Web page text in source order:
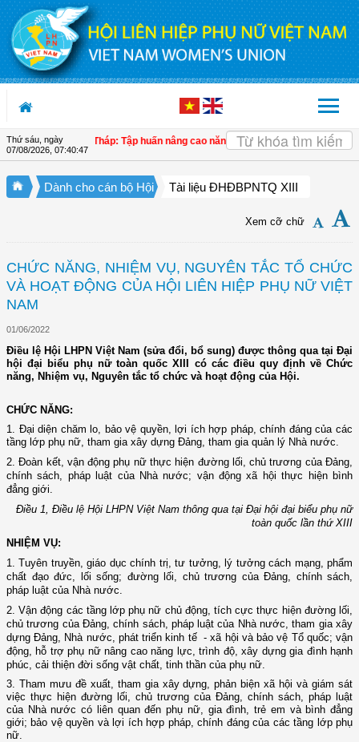
Truy cập nội dung luôn
Thứ sáu, ngày
07/08/2026, 07:40:48
ở cơ sở | Đồng Tháp: Tập huấn nâng cao năng lực bảo vệ, chăm sóc sức
Dành cho cán bộ Hội Tài liệu ĐHĐBPNTQ XIII
Xem cỡ chữ
CHỨC NĂNG, NHIỆM VỤ, NGUYÊN TẮC TỔ CHỨC
VÀ HOẠT ĐỘNG CỦA HỘI LIÊN HIỆP PHỤ NỮ VIỆT
NAM
01/06/2022
Điều lệ Hội LHPN Việt Nam (sửa đổi, bổ sung) được thông qua tại Đại
hội đại biểu phụ nữ toàn quốc XIII có các điều quy định về Chức
năng, Nhiệm vụ, Nguyên tắc tổ chức và hoạt động của Hội.
CHỨC NĂNG:
1. Đại diện chăm lo, bảo vệ quyền, lợi ích hợp pháp, chính đáng của các
tầng lớp phụ nữ, tham gia xây dựng Đảng, tham gia quản lý Nhà nước.
2. Đoàn kết, vận động phụ nữ thực hiện đường lối, chủ trương của Đảng,
chính sách, pháp luật của Nhà nước; vận động xã hội thực hiện bình
đẳng giới.
Điều 1, Điều lệ Hội LHPN Việt Nam thông qua tại Đại hội đại biểu phụ nữ
toàn quốc lần thứ XIII
NHIỆM VỤ:
1. Tuyên truyền, giáo dục chính trị, tư tưởng, lý tưởng cách mạng, phẩm
chất đạo đức, lối sống; đường lối, chủ trương của Đảng, chính sách,
pháp luật của Nhà nước.
2. Vận động các tầng lớp phụ nữ chủ động, tích cực thực hiện đường lối,
chủ trương của Đảng, chính sách, pháp luật của Nhà nước, tham gia xây
dựng Đảng, Nhà nước, phát triển kinh tế - xã hội và bảo vệ Tổ quốc; vận
động, hỗ trợ phụ nữ nâng cao năng lực, trình độ, xây dựng gia đình hạnh
phúc, cải thiện đời sống vật chất, tinh thần của phụ nữ.
3. Tham mưu đề xuất, tham gia xây dựng, phản biện xã hội và giám sát
việc thực hiện đường lối, chủ trương của Đảng, chính sách, pháp luật
của Nhà nước có liên quan đến phụ nữ, gia đình, trẻ em và bình đẳng
giới; bảo vệ quyền và lợi ích hợp pháp, chính đáng của các tầng lớp phụ
nữ